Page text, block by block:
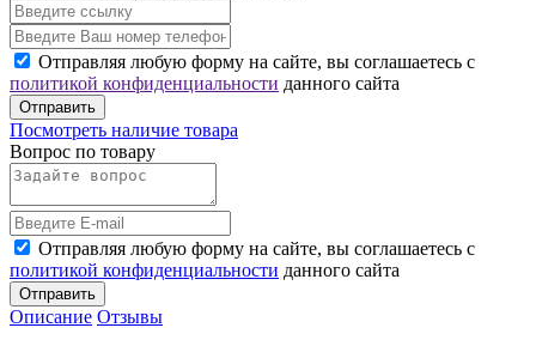
Отправляя любую форму на сайте, вы соглашаетесь с
политикой конфиденциальности данного сайта
Отправить
Посмотреть наличие товара
Вопрос по товару
Отправляя любую форму на сайте, вы соглашаетесь с
политикой конфиденциальности данного сайта
Отправить
Описание Отзывы